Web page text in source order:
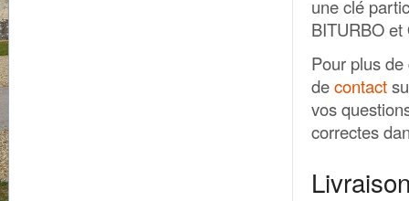
une clé
BITURBO et
Pour plus
decontact
vos
correctes